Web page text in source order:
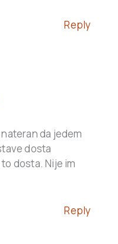
Reply
da jedem
dosta
dosta. Nije im
Reply